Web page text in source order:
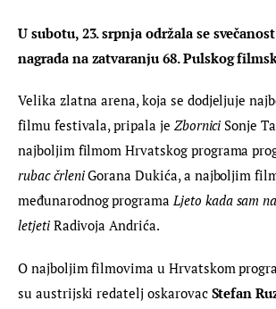
U subotu, 23. srpnja održala se
nagrada na zatvaranju 68. Pulskog
Velika zlatna arena, koja se dodjeljuje
filmu festivala, pripala je Zbornici Sonje
najboljim filmom Hrvatskog programa
rubac črleni Gorana Dukića, a najboljim
međunarodnog programa Ljeto kada sam
letjeti Radivoja Andrića.
O najboljim filmovima u Hrvatskom
su austrijski redatelj oskarovac Stefan